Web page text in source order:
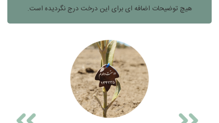
هیچ توضیحات اضافه ای برای این درخت درج نگردیده است.